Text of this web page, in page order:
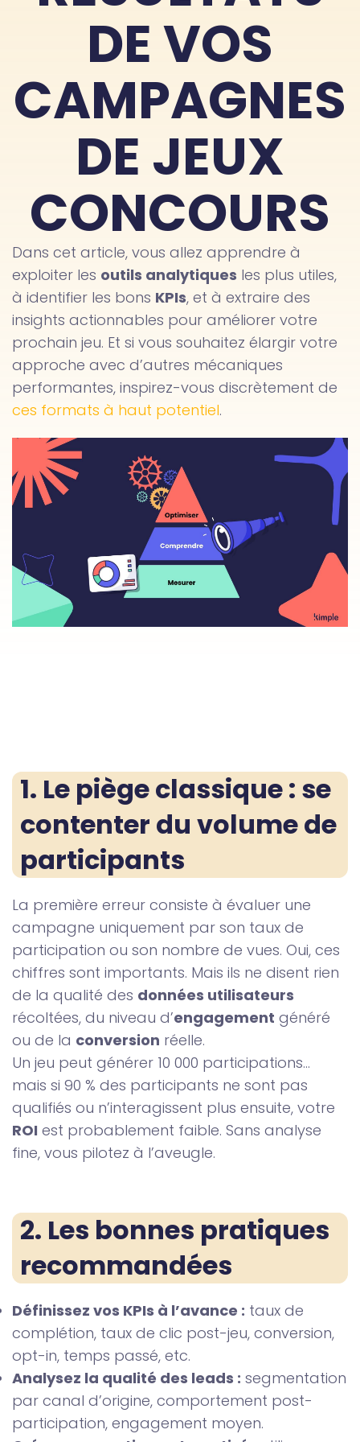
DE VOS
CAMPAGNES
DE JEUX
CONCOURS
Dans cet article, vous allez apprendre à
exploiter les outils analytiques les plus utiles,
à identifier les bons KPIs, et à extraire des
insights actionnables pour améliorer votre
prochain jeu. Et si vous souhaitez élargir votre
approche avec d’autres mécaniques
performantes, inspirez-vous discrètement de
ces formats à haut potentiel.
1. Le piège classique : se
contenter du volume de
participants
La première erreur consiste à évaluer une
campagne uniquement par son taux de
participation ou son nombre de vues. Oui, ces
chiffres sont importants. Mais ils ne disent rien
de la qualité des données utilisateurs
récoltées, du niveau d’engagement généré
ou de la conversion réelle.
Un jeu peut générer 10 000 participations…
mais si 90 % des participants ne sont pas
qualifiés ou n’interagissent plus ensuite, votre
ROI est probablement faible. Sans analyse
fine, vous pilotez à l’aveugle.
2. Les bonnes pratiques
recommandées
Définissez vos KPIs à l’avance : taux de
complétion, taux de clic post-jeu, conversion,
opt-in, temps passé, etc.
Analysez la qualité des leads : segmentation
par canal d’origine, comportement post-
participation, engagement moyen.